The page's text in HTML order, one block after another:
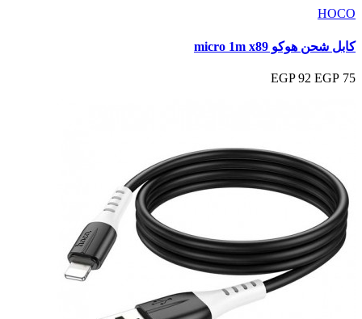
HOCO
كابل شحن هوكو micro 1m x89
75 EGP
92 EGP